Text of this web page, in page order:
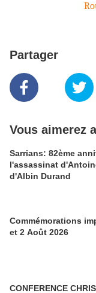
Partager
Vous aimerez
Sarrians: 82ème
l'assassinat
d'Albin Durand
Commémorations
et 2 Août 2026
CONFERENCE